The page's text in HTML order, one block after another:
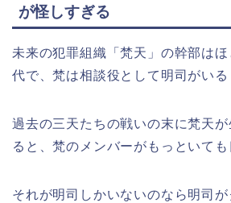
が怪しすぎる
未来の犯罪組織「梵天」の幹部は
代で、梵は相談役として明司がいる
過去の三天たちの戦いの末に梵天
ると、梵のメンバーがもっといても
それが明司しかいないのなら明司が